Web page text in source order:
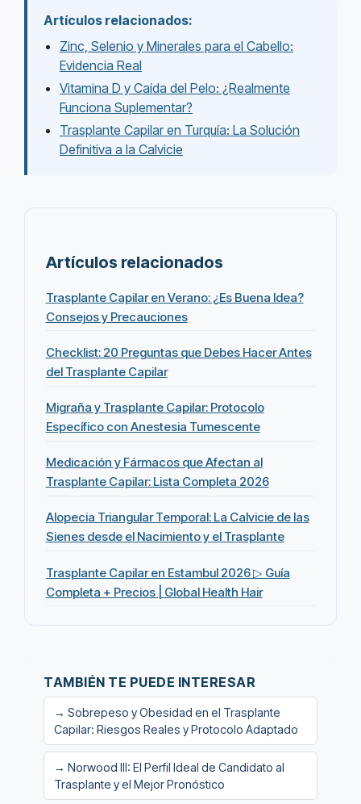
Artículos relacionados:
Zinc, Selenio y Minerales para el Cabello:
Evidencia Real
Vitamina D y Caída del Pelo: ¿Realmente
Funciona Suplementar?
Trasplante Capilar en Turquía: La Solución
Definitiva a la Calvicie
Artículos relacionados
Trasplante Capilar en Verano: ¿Es Buena Idea?
Consejos y Precauciones
Checklist: 20 Preguntas que Debes Hacer Antes
del Trasplante Capilar
Migraña y Trasplante Capilar: Protocolo
Específico con Anestesia Tumescente
Medicación y Fármacos que Afectan al
Trasplante Capilar: Lista Completa 2026
Alopecia Triangular Temporal: La Calvicie de las
Sienes desde el Nacimiento y el Trasplante
Trasplante Capilar en Estambul 2026 ▷ Guía
Completa + Precios | Global Health Hair
TAMBIÉN TE PUEDE INTERESAR
→ Sobrepeso y Obesidad en el Trasplante
Capilar: Riesgos Reales y Protocolo Adaptado
→ Norwood III: El Perfil Ideal de Candidato al
Trasplante y el Mejor Pronóstico